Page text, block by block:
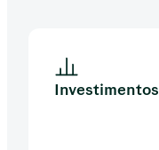
Investimentos